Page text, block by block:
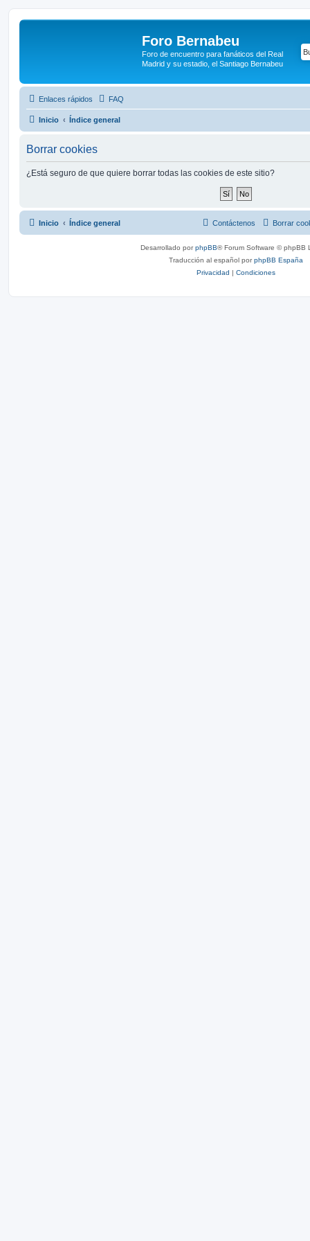
Foro Bernabeu
Foro de encuentro para fanáticos del Real
Madrid y su estadio, el Santiago Bernabeu
Enlaces rápidos FAQ
Inicio Índice general
Borrar cookies
¿Está seguro de que quiere borrar todas las cookies de este sitio?
Inicio Índice general Borrar
Contáctenos
Desarrollado porphpBB® Forum Software © phpBB
Traducción al español porphpBB España
Privacidad | Condiciones